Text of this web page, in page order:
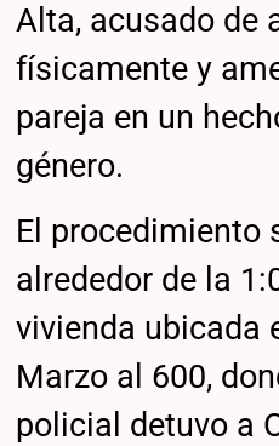
Alta, acusado de
físicamente y
pareja en un
género.
El procedimiento
alrededor de la
vivienda ubicada
Marzo al 600,
policial detuvo a